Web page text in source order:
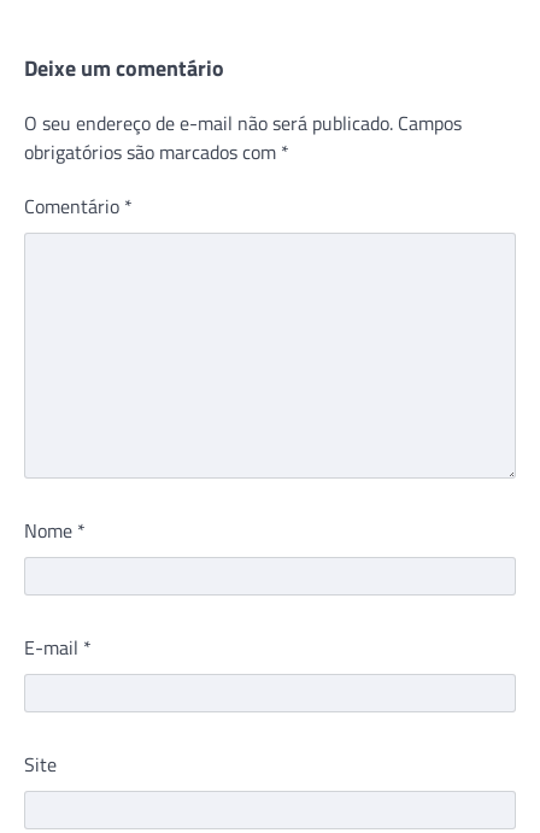
Deixe um comentário
O seu endereço de e-mail não será publicado. Campos
obrigatórios são marcados com *
Comentário *
Nome *
E-mail *
Site